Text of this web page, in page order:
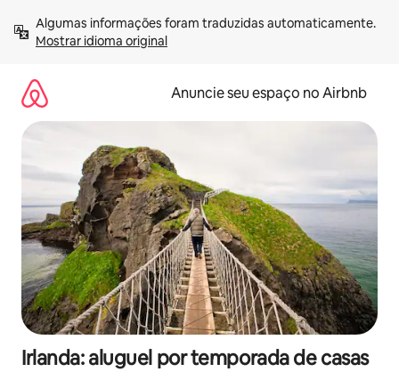
para
Mostrar idioma original
Anuncie seu espaço no Airbnb
Irlanda: aluguel por temporada de casas